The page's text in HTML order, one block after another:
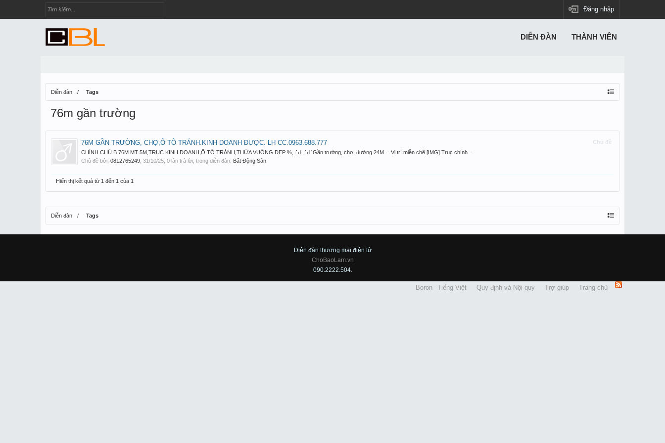
Đăng nhập
Diễn đàn Tags
76m gần trường
Chủ đề
76M GẦN TRƯỜNG, CHỢ,Ô TÔ TRÁNH.KINH DOANH ĐƯỢC. LH CC.0963.688.777
CHÍNH CHỦ B 76M MT 5M,TRỤC KINH DOANH,Ô TÔ TRÁNH,THỬA VUÔNG ĐẸP %, ̣ ̂ đ̣ , ̂ đ̣ ̛ Gần trường, chợ, đường 24M….Vị trí miễn chê [IMG] Trục chính...
Chủ đề bởi: 0812765249 31/10/25 , 0 lần trả lời, trong diễn đàn: Bất Động Sản
Hiển thị kết quả từ 1 đến 1 của 1
Diễn đàn Tags
DIỄN ĐÀN THÀNH VIÊN
Diên đàn thương mại điện tử
ChoBaoLam.vn
090.2222.504.
Boron Tiếng Việt Quy định và Nội quy Trợ giúp Trang chủ